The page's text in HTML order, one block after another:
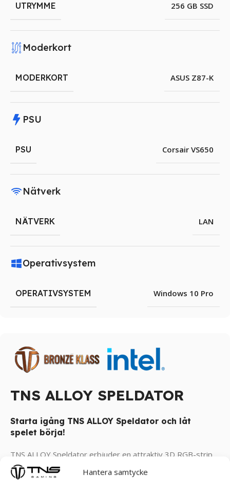
Hantera samtycke
TNS ALLOY SPELDATOR
Starta igång TNS ALLOY Speldator och låt
spelet börja!
TNS ALLOY Speldator erbjuder en attraktiv 3D RGB-strip
på framsidan som ger en futuristisk look åt enheten. Med
UTRYMME 256 GB SSD
Moderkort
MODERKORT ASUS Z87-K
PSU
PSU Corsair VS650
Nätverk
NÄTVERK LAN
Operativsystem
OPERATIVSYSTEM Windows 10 Pro